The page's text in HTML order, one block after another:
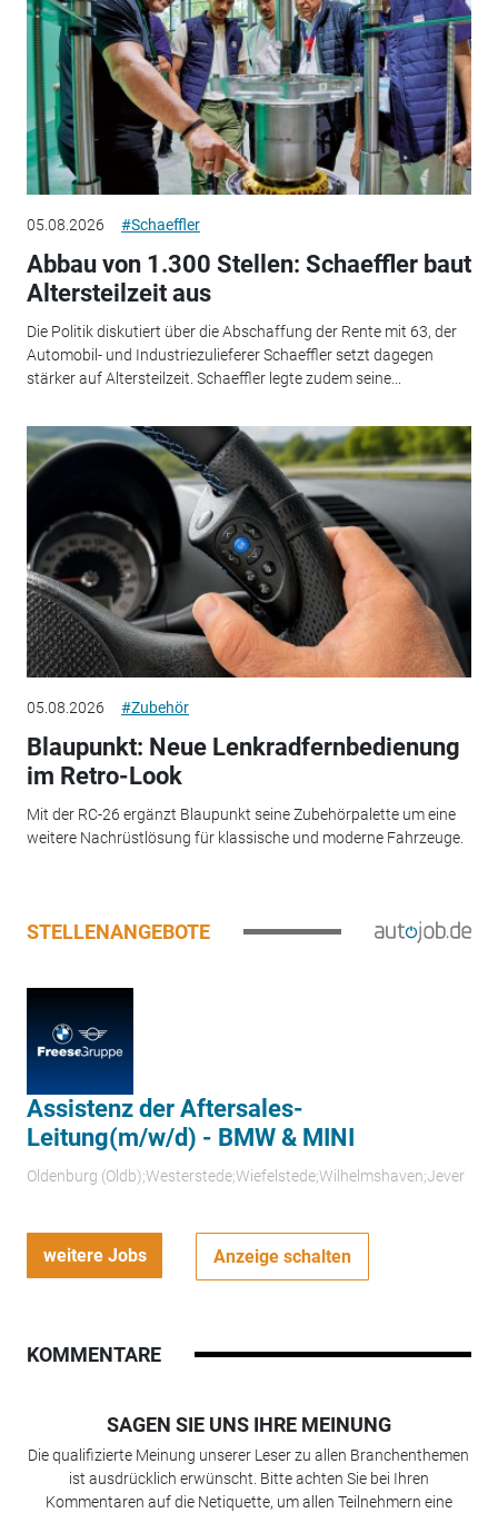
05.08.2026 #Schaeffler
Abbau von 1.300 Stellen: Schaeffler baut
Altersteilzeit aus
Die Politik diskutiert über die Abschaffung der Rente mit 63, der
Automobil- und Industriezulieferer Schaeffler setzt dagegen
stärker auf Altersteilzeit. Schaeffler legte zudem seine...
05.08.2026 #Zubehör
Blaupunkt: Neue Lenkradfernbedienung
im Retro-Look
Mit der RC-26 ergänzt Blaupunkt seine Zubehörpalette um eine
weitere Nachrüstlösung für klassische und moderne Fahrzeuge.
STELLENANGEBOTE
Assistenz der Aftersales-
Leitung(m/w/d) - BMW & MINI
Oldenburg (Oldb);Westerstede;Wiefelstede;Wilhelmshaven;Jever
weitere Jobs Anzeige schalten
KOMMENTARE
SAGEN SIE UNS IHRE MEINUNG
Die qualifizierte Meinung unserer Leser zu allen Branchenthemen
ist ausdrücklich erwünscht. Bitte achten Sie bei Ihren
Kommentaren auf die Netiquette, um allen Teilnehmern eine